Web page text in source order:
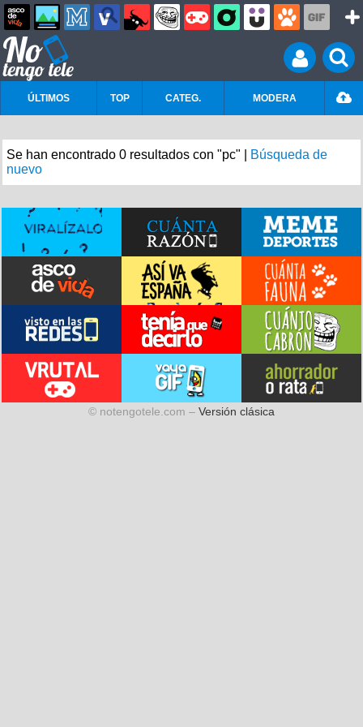
ÚLTIMOS TOP CATEG. MODERA
Se han encontrado 0 resultados con "pc" |
Búsqueda de
nuevo
© notengotele.com – Versión clásica